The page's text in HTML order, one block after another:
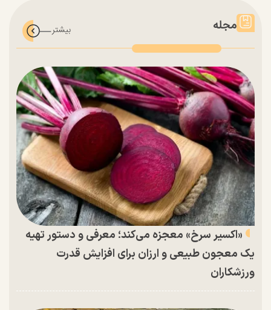
مجله
«اکسیر سرخ» معجزه می‌کند؛ معرفی و دستور تهیه
یک معجون طبیعی و ارزان برای افزایش قدرت
ورزشکاران